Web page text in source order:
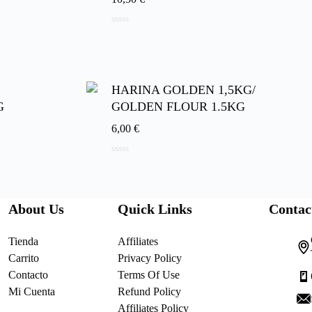
HARINA GOLDEN 1,5KG/
GOLDEN FLOUR 1.5KG
6,00 €
About Us
Tienda
Carrito
Contacto
Mi Cuenta
Quick Links
Affiliates
Privacy Policy
Terms Of Use
Refund Policy
Affiliates Policy